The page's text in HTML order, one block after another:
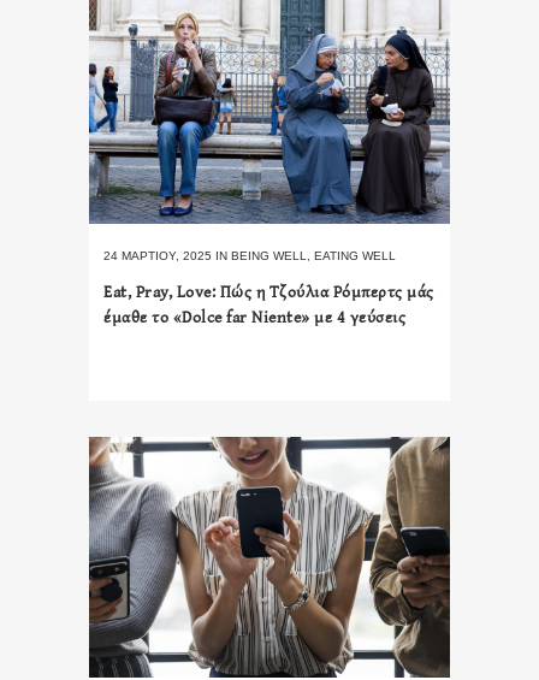
24 ΜΑΡΤΊΟΥ, 2025 IN BEING WELL EATING WELL
Eat, Pray, Love: Πώς η Τζούλια Ρόμπερτς μάς
έμαθε το «Dolce far Niente» με 4 γεύσεις